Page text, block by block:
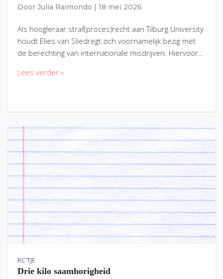
Door Julia Raimondo 18 mei 2026
Als hoogleraar straf(proces)recht aan Tilburg University
houdt Elies van Sliedregt zich voornamelijk bezig met
de berechting van internationale misdrijven. Hiervoor…
Lees verder »
RC'TJE
Drie kilo saamhorigheid